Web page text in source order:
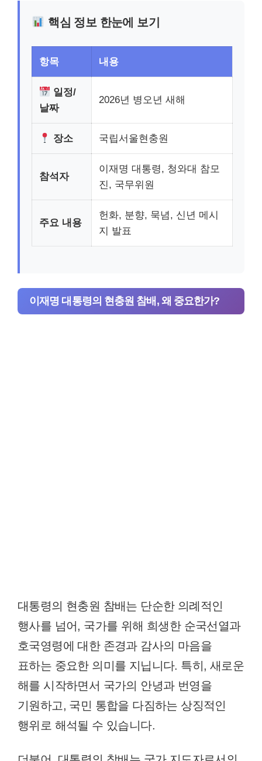
핵심 정보 한눈에 보기
항목 내용
일정/
날짜
2026년 병오년 새해
장소 국립서울현충원
참석자
이재명 대통령, 청와대 참모
진, 국무위원
주요 내용
헌화, 분향, 묵념, 신년 메시
지 발표
이재명 대통령의 현충원 참배, 왜 중요한가?
대통령의 현충원 참배는 단순한 의례적인
행사를 넘어, 국가를 위해 희생한 순국선열과
호국영령에 대한 존경과 감사의 마음을
표하는 중요한 의미를 지닙니다. 특히, 새로운
해를 시작하면서 국가의 안녕과 번영을
기원하고, 국민 통합을 다짐하는 상징적인
행위로 해석될 수 있습니다.